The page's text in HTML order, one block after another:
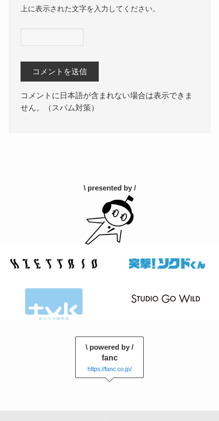
上に表示された文字を入力してください。
コメントに日本語が含まれない場合は表示できま
せん。（スパム対策）
\ presented by /
\ powered by /
fanc
https://fanc.co.jp/